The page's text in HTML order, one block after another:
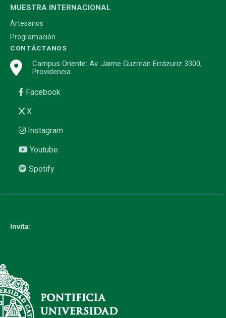
MUESTRA INTERNACIONAL
Artesanos
Programación
CONTÁCTANOS
Campus Oriente: Av. Jaime Guzmán Errázuriz 3300,
Providencia.
Facebook
X
Instagram
Youtube
Spotify
Invita: